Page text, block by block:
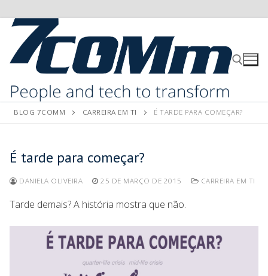
BLOG 7COMM CARREIRA EM TI É TARDE PARA COMEÇAR?
É tarde para começar?
DANIELA OLIVEIRA 25 DE MARÇO DE 2015 CARREIRA EM TI
Tarde demais? A história mostra que não.